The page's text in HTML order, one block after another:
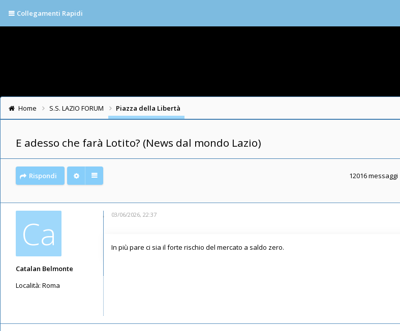
Collegamenti Rapidi
Home S.S. LAZIO FORUM Piazza della Libertà
E adesso che farà Lotito? (News dal mondo Lazio)
Rispondi 12016 messaggi
Ca
Catalan Belmonte
Località: Roma
03/06/2026, 22:37
In più pare ci sia il forte rischio del mercato a saldo zero.